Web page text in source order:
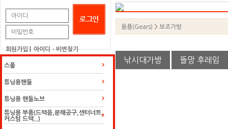
회원가입| 아이디ㆍ비번찾기
스풀
튜닝용핸들
튜닝용 핸들노브
튜닝용 부품(드랙음,분해공구,센터너트,
커스텀 드랙...)
용품(Gears) > 보조가방
낚시대가방 뜰망 후레임